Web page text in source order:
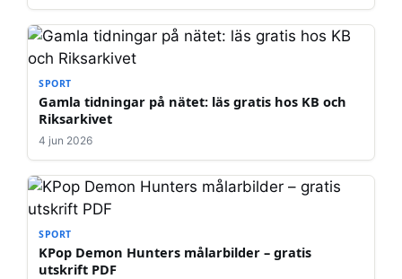
SPORT
Gamla tidningar på nätet: läs gratis hos KB och
Riksarkivet
4 jun 2026
SPORT
KPop Demon Hunters målarbilder – gratis
utskrift PDF